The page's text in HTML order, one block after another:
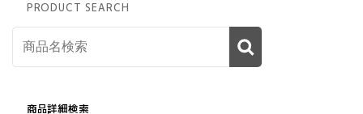
PRODUCT SEARCH
商品詳細検索